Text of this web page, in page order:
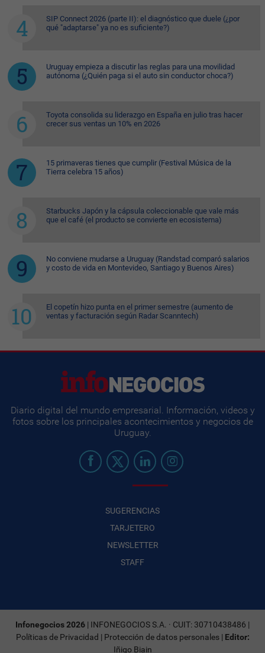
SIP Connect 2026 (parte II): el diagnóstico que duele (¿por
qué "adaptarse" ya no es suficiente?)
Uruguay empieza a discutir las reglas para una movilidad
autónoma (¿Quién paga si el auto sin conductor choca?)
Toyota consolida su liderazgo en España en julio tras hacer
crecer sus ventas un 10% en 2026
15 primaveras tienes que cumplir (Festival Música de la
Tierra celebra 15 años)
Starbucks Japón y la cápsula coleccionable que vale más
que el café (el producto se convierte en ecosistema)
No conviene mudarse a Uruguay (Randstad comparó salarios
y costo de vida en Montevideo, Santiago y Buenos Aires)
El copetín hizo punta en el primer semestre (aumento de
ventas y facturación según Radar Scanntech)
Diario digital del mundo empresarial. Información, videos y
fotos sobre los principales acontecimientos y negocios de
Uruguay.
SUGERENCIAS
TARJETERO
NEWSLETTER
STAFF
Infonegocios 2026 | INFONEGOCIOS S.A. · CUIT: 30710438486 |
Políticas de Privacidad | Protección de datos personales| Editor:
Iñigo Biain